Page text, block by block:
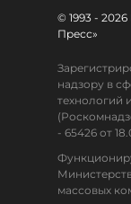
© 1993 -
Пресс»
надзору в
технологий
- 65426 от
массовых